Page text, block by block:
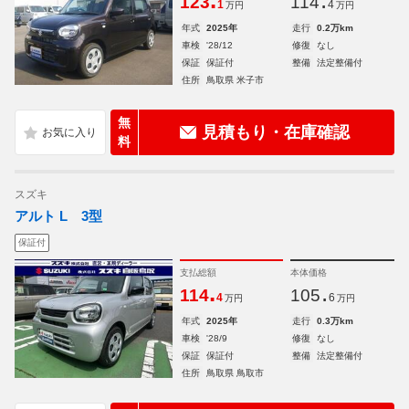
1 万円 4 万円
年式 2025年 走行
0.2万km
車検
'28/12 修復
なし
保証
保証付 整備
法定整備付
住所
鳥取県 米子市
無
料
見積もり・在庫確認
スズキ
アルト L 3型
保証付
支払総額
114.4 万円
本体価格
105. 6 万円
年式 2025年 走行
0.3万km
車検
'28/9 修復
なし
保証
保証付 整備
法定整備付
住所
鳥取県 鳥取市